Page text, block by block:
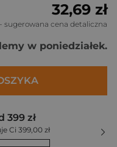
32,69 zł
- sugerowana cena detaliczna
w poniedziałek.
399 zł
Ci 399,00 zł